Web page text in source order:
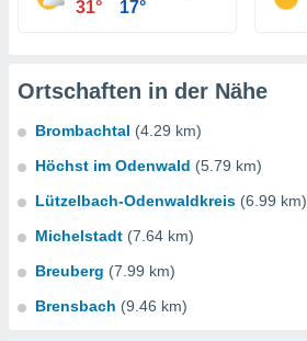
31° 17°
Ortschaften in der Nähe
Brombachtal (4.29 km)
Höchst im Odenwald (5.79 km)
Lützelbach-Odenwaldkreis (6.99 km)
Michelstadt (7.64 km)
Breuberg (7.99 km)
Brensbach (9.46 km)